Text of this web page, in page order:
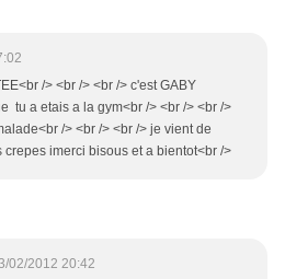
/> <br /> <br /> c'est GABY
tu a etais a la gym<br /> <br /> <br />
/> <br /> <br /> je vient de
crepes imerci bisous et a bientot<br />
02/2012 20:42